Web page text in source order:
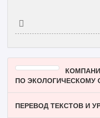
ПО
ПЕРЕВОД ТЕКСТОВ И